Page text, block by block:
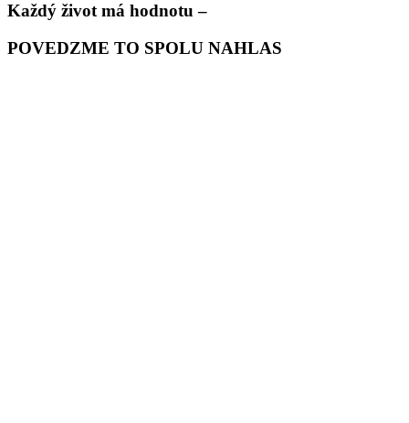
Každý život má hodnotu –
POVEDZME TO SPOLU NAHLAS